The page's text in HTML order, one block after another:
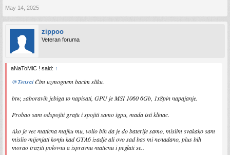
May 14, 2025
zippoo
Veteran foruma
aNaToMiC ! said: ↑
@TensaiČim uzmognem bacim sliku.
btw, zaboravih jebiga to napisati, GPU je MSI 1060 6Gb, 1x8pin napajanje.
Probao sam odspojiti grafu i spojiti samo igpu, mada isti klinac.
Ako je vec maticna majku mu, volio bih da je do baterije samo, mislim svakako sam
mislio mijenjati konfu kad GTA6 izadje ali ovo sad bas mi nenadano, plus bih
morao traziti polovnu a ispravnu maticnu i peglati se..